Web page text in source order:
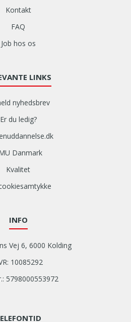
Kontakt
FAQ
Job hos os
LINKS
nyhedsbrev
Er du ledig?
Danmark
Kvalitet
INFO
Vej 6, 6000 Kolding
10085292
5798000553972